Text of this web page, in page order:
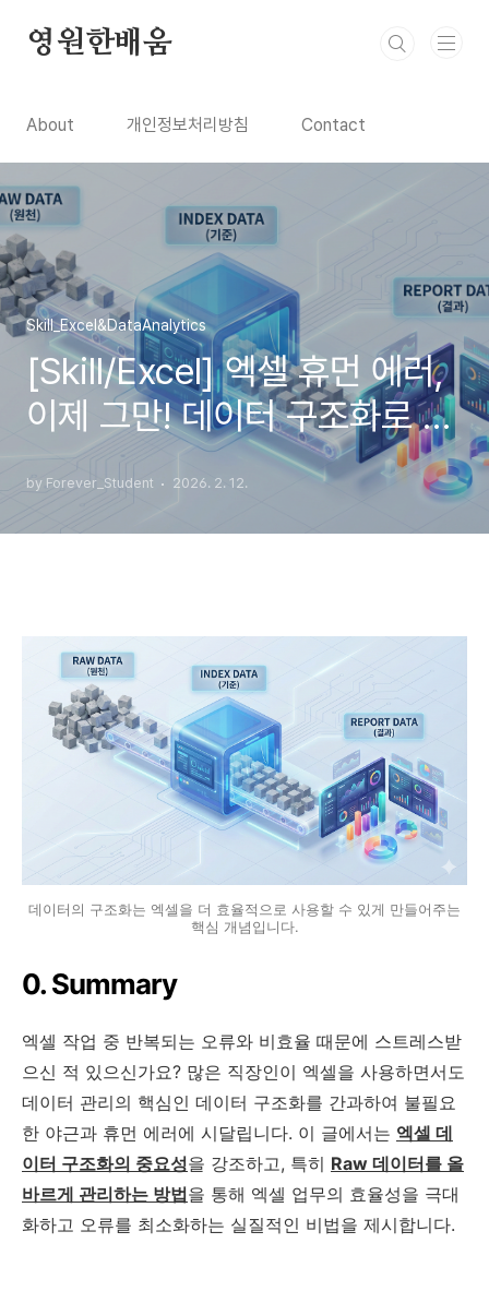
영원한배움
About 개인정보처리방침 Contact
Skill_Excel&DataAnalytics
[Skill/Excel] 엑셀 휴먼 에러,
이제 그만! 데이터 구조화로 칼
퇴하는 비법
by Forever_Student 2026. 2. 12.
데이터의 구조화는 엑셀을 더 효율적으로 사용할 수 있게 만들어주는
핵심 개념입니다.
0. Summary
엑셀 작업 중 반복되는 오류와 비효율 때문에 스트레스받
으신 적 있으신가요? 많은 직장인이 엑셀을 사용하면서도
데이터 관리의 핵심인 데이터 구조화를 간과하여 불필요
한 야근과 휴먼 에러에 시달립니다. 이 글에서는 엑셀 데
이터 구조화의 중요성을 강조하고, 특히 Raw 데이터를 올
바르게 관리하는 방법을 통해 엑셀 업무의 효율성을 극대
화하고 오류를 최소화하는 실질적인 비법을 제시합니다.